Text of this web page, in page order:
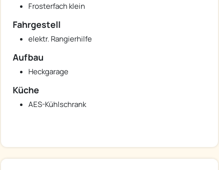
Frosterfach klein
Fahrgestell
elektr. Rangierhilfe
Aufbau
Heckgarage
Küche
AES-Kühlschrank